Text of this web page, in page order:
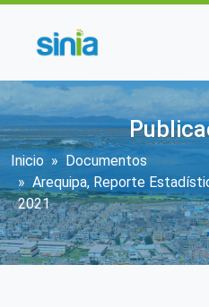
Sobrescribir
Inicio
Documentos
Arequipa, Reporte
2021